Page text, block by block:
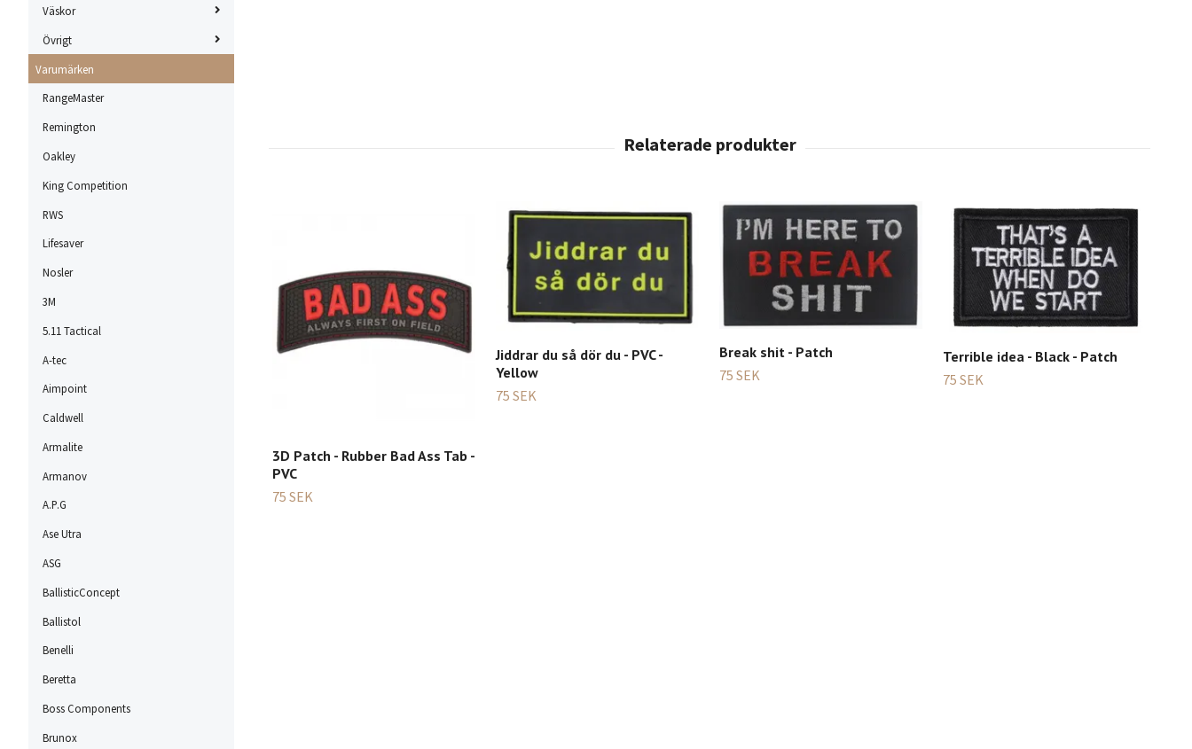
Väskor
Övrigt
Varumärken
RangeMaster
Remington
Oakley
King Competition
RWS
Lifesaver
Nosler
3M
5.11 Tactical
A-tec
Aimpoint
Caldwell
Armalite
Armanov
A.P.G
Ase Utra
ASG
BallisticConcept
Ballistol
Benelli
Beretta
Boss Components
Brunox
3D Patch - Rubber Bad Ass Tab -
PVC
75 SEK
Jiddrar du så dör du - PVC -
Yellow
75 SEK
Break shit - Patch
75 SEK
Terrible idea - Black - Patch
75 SEK